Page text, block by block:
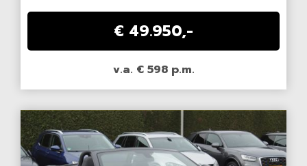
€ 49.950,-
v.a. € 598 p.m.